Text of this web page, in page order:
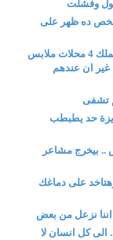
وفشلت
ده ظهر على
زوج جميل وزوجته جميلة كان عندهم 3 بنات .. الزوج يملك 4 محلات ملابس
ان عندهم
تشفى
حد يطبطب
.. بيخرج مشاعر
على دماغك
نزعل من بعض
كل انسان لا